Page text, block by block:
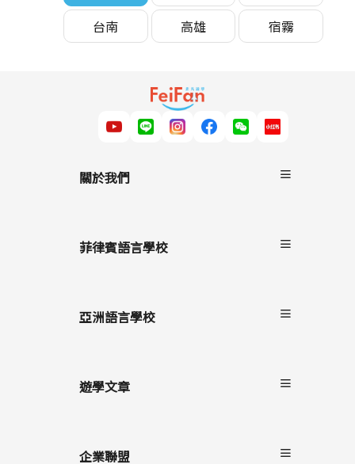
台南
高雄 宿霧
關於我們
服務流程
雙國遊學
菲律賓語言學校
碧瑤
克拉克
亞洲語言學校
遊學文章
遊學懶人包
企業聯盟